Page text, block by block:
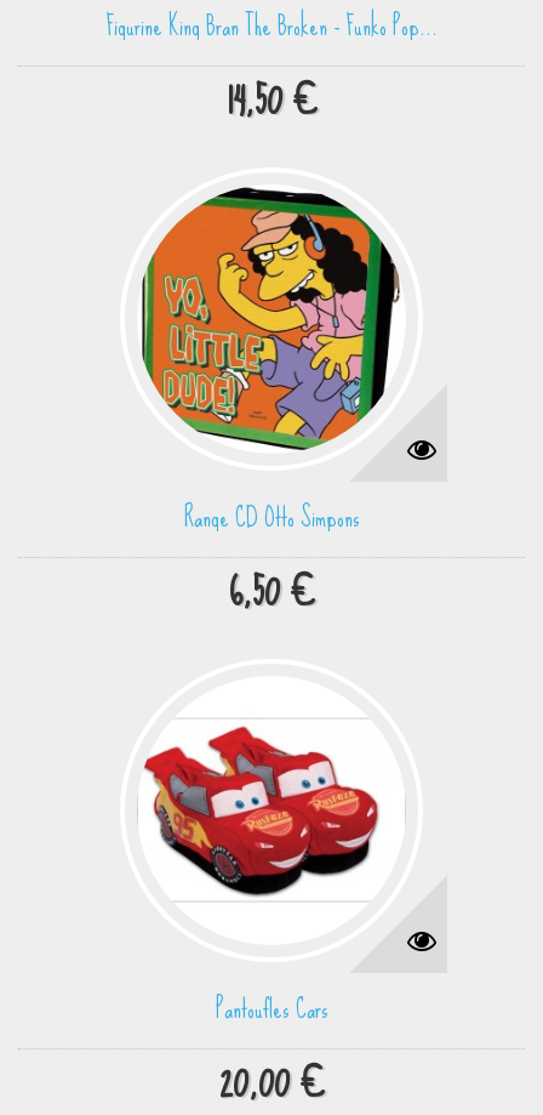
Figurine King Bran The Broken - Funko Pop...
14,50 €
Range CD Otto Simpons
6,50 €
Pantoufles Cars
20,00 €